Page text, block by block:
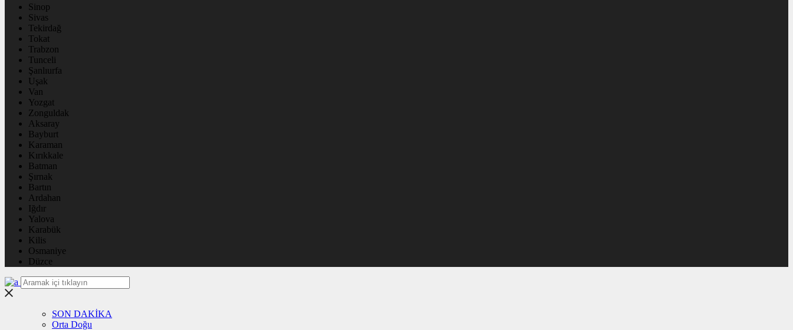
Sinop
Sivas
Tekirdağ
Tokat
Trabzon
Tunceli
Şanlıurfa
Uşak
Van
Yozgat
Zonguldak
Aksaray
Bayburt
Karaman
Kırıkkale
Batman
Şırnak
Bartın
Ardahan
Iğdır
Yalova
Karabük
Kilis
Osmaniye
Düzce
SON DAKİKA
Orta Doğu